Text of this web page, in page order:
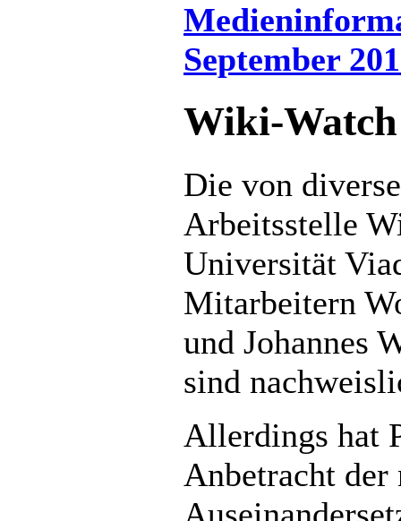
September
Wiki-
Die von
Arbeitsstelle
Universität
Mitarbeitern
und Johannes
sind
Allerdings hat
Anbetracht der